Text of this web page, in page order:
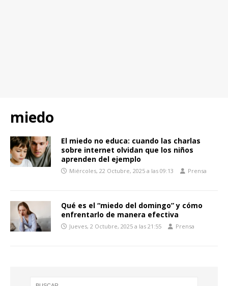
miedo
El miedo no educa: cuando las charlas
sobre internet olvidan que los niños
aprenden del ejemplo
Miércoles, 22 Octubre, 2025 a las 09:13 Prensa
Qué es el “miedo del domingo” y cómo
enfrentarlo de manera efectiva
Jueves, 2 Octubre, 2025 a las 21:55 Prensa